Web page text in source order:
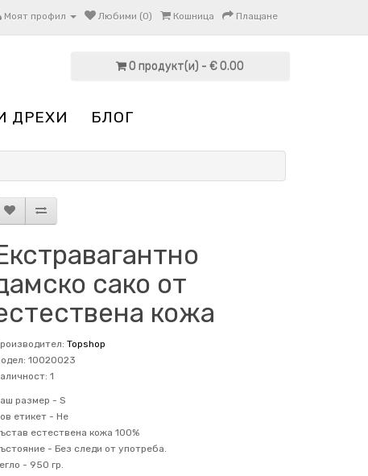
Моят профил Любими (0) Кошница Плащане
0 продукт(и) - € 0.00
ДРЕХИ БЛОГ
сако от
кожа
Topshop
10020023
1
размер - S
етикет - Не
естествена кожа 100%
- Без следи от употреба.
- 950 гр.